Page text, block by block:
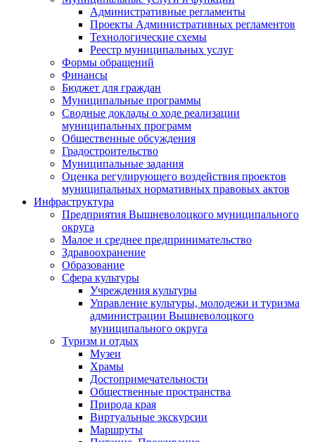
Административные регламенты
Проекты Административных регламентов
Технологические схемы
Реестр муниципальных услуг
Формы обращений
Финансы
Бюджет для граждан
Муниципальные программы
Сводные доклады о ходе реализации
муниципальных программ
Общественные обсуждения
Градостроительство
Муниципальные задания
Оценка регулирующего воздействия проектов
муниципальных нормативных правовых актов
Инфраструктура
Предприятия Вышневолоцкого муниципального
округа
Малое и среднее предпринимательство
Здравоохранение
Образование
Сфера культуры
Учреждения культуры
Управление культуры, молодежи и туризма
администрации Вышневолоцкого
муниципального округа
Туризм и отдых
Музеи
Храмы
Достопримечательности
Общественные пространства
Природа края
Виртуальные экскурсии
Маршруты